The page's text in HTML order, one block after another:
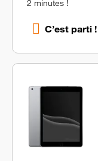
2 minutes !
C’est parti !